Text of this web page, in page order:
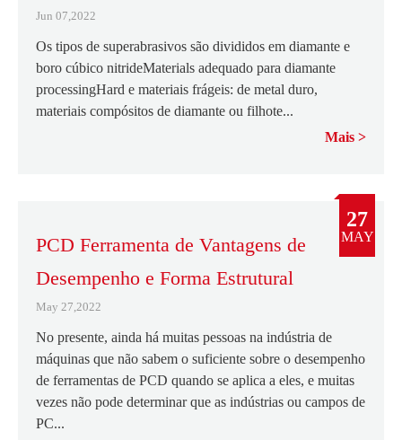
Jun 07,2022
Os tipos de superabrasivos são divididos em diamante e
boro cúbico nitrideMaterials adequado para diamante
processingHard e materiais frágeis: de metal duro,
materiais compósitos de diamante ou filhote...
Mais
PCD Ferramenta de Vantagens de
Desempenho e Forma Estrutural
May 27,2022
No presente, ainda há muitas pessoas na indústria de
máquinas que não sabem o suficiente sobre o desempenho
de ferramentas de PCD quando se aplica a eles, e muitas
vezes não pode determinar que as indústrias ou campos de
PC...
27
MAY